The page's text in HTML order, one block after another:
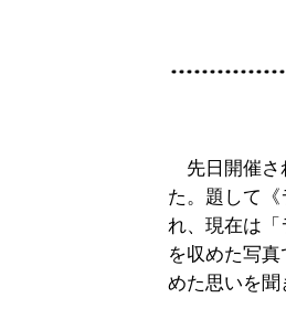
先日開催さ
た。題して
れ、現在は
を収めた写
めた思いを聞